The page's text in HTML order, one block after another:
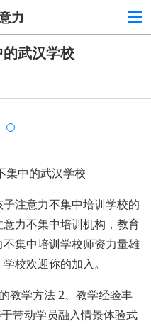
力
武汉学校
集中的武汉学校
注意力不集中培训学校的
力不集中培训机构，教育
集中培训学校师资力量雄
校欢迎你的加入。
教学方法 2、教学经验丰
带动学员融入情景体验式